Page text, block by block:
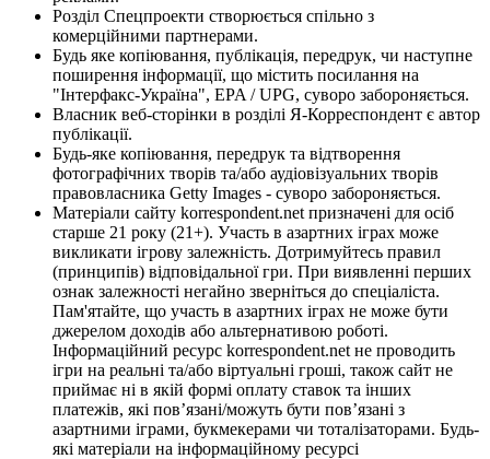
Розділ Спецпроекти створюється спільно з
комерційними партнерами.
Будь яке копіювання, публікація, передрук, чи наступне
поширення інформації, що містить посилання на
"Інтерфакс-Україна", EPA / UPG, суворо забороняється.
Власник веб-сторінки в розділі Я-Корреспондент є автор
публікації.
Будь-яке копіювання, передрук та відтворення
фотографічних творів та/або аудіовізуальних творів
правовласника Getty Images - суворо забороняється.
Матеріали сайту korrespondent.net призначені для осіб
старше 21 року (21+). Участь в азартних іграх може
викликати ігрову залежність. Дотримуйтесь правил
(принципів) відповідальної гри. При виявленні перших
ознак залежності негайно зверніться до спеціаліста.
Пам'ятайте, що участь в азартних іграх не може бути
джерелом доходів або альтернативою роботі.
Інформаційний ресурс korrespondent.net не проводить
ігри на реальні та/або віртуальні гроші, також сайт не
приймає ні в якій формі оплату ставок та інших
платежів, які пов’язані/можуть бути пов’язані з
азартними іграми, букмекерами чи тоталізаторами. Будь-
які матеріали на інформаційному ресурсі